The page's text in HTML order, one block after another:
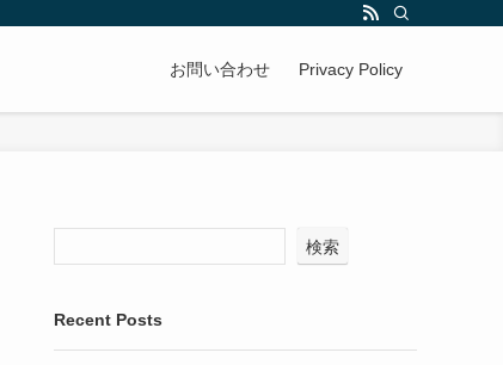
お問い合わせ Privacy Policy
検索
Recent Posts